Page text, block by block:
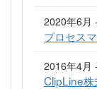
2020年6月
プロセス
2016年4月
ClipLine